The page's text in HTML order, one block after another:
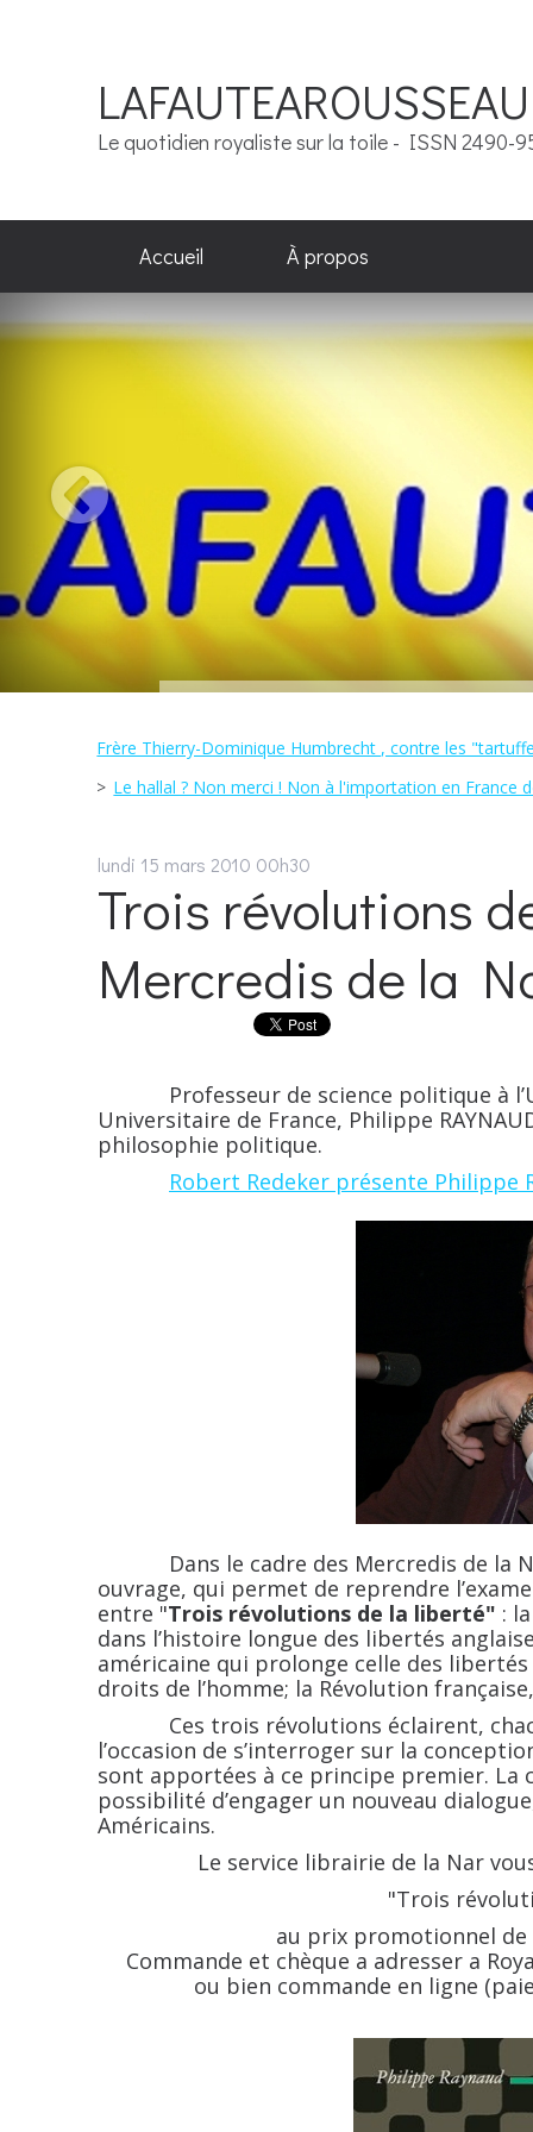
LAFAUTEAROUSSEAU
Le quotidien royaliste sur la toile - ISSN 2490-
Accueil À propos
Frère Thierry-Dominique Humbrecht , contre les
Le hallal ? Non merci ! Non à l'importation en France
lundi 15 mars 2010 00h30
Trois révolutions
Mercredis de la
Professeur de science politique à
Universitaire de France, Philippe
philosophie politique.
Robert Redeker présente Philippe
Dans le cadre des Mercredis de la
ouvrage, qui permet de reprendre
entre "Trois révolutions de la liberté" :
dans l’histoire longue des libertés
américaine qui prolonge celle des
droits de l’homme; la Révolution
Ces trois révolutions éclairent,
l’occasion de s’interroger sur la
sont apportées à ce principe premier.
possibilité d’engager un nouveau
Américains.
Le service librairie de la Nar
"Trois
au prix promotionnel
Commande et chèque a adresser a
ou bien commande en ligne